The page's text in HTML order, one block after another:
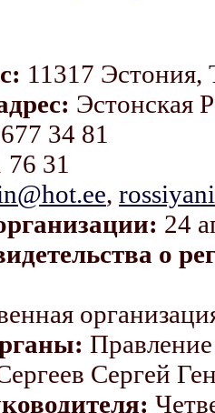
11317 Эстония,
Эстонская
34 81
31
,
24
о
Правление
Сергей